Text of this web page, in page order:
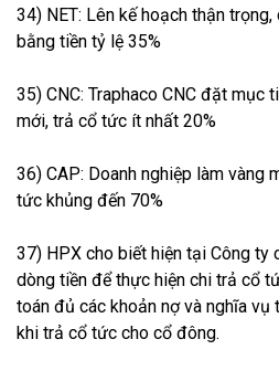
34) NET: Lên kế hoạch thận
bằng tiền tỷ lệ 35%
35) CNC: Traphaco CNC đặt mục
mới, trả cổ tức ít nhất 20%
36) CAP: Doanh nghiệp làm vàng
tức khủng đến 70%
37) HPX cho biết hiện tại Công
dòng tiền để thực hiện chi trả cổ
toán đủ các khoản nợ và nghĩa vụ
khi trả cổ tức cho cổ đông.